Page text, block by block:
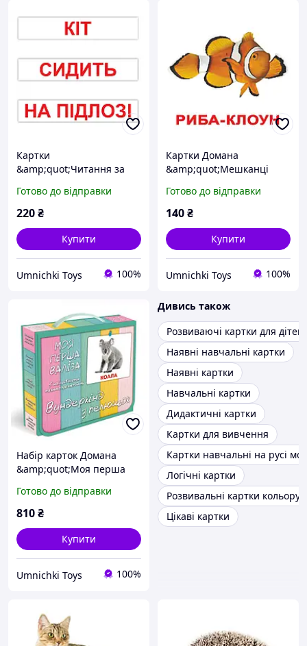
Картки
&amp;quot;Читання за
слів&amp;quot;, картки
Домана, навчальні
для читання
Готово до відправки
220₴
Купити
Umnichki Toys 100%
Картки Домана
&amp;quot;Мешканці
навчальні картки,
розвиваючі картки для
занять
Готово до відправки
140₴
Купити
Umnichki Toys 100%
Набір карток Домана
&amp;quot;Моя перша
(ламінація), розвиваючі
картки, навчальні картки
Готово до відправки
810₴
Купити
Umnichki Toys 100%
Дивись також
Розвиваючі картки для дітей
Наявні навчальні картки
Наявні картки
Навчальні картки
Дидактичні картки
Картки для вивчення
Картки навчальні на русі
Логічні картки
Розвивальні картки кольору
Цікаві картки